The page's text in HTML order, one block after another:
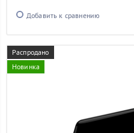
Добавить к сравнению
Распродано
Новинка